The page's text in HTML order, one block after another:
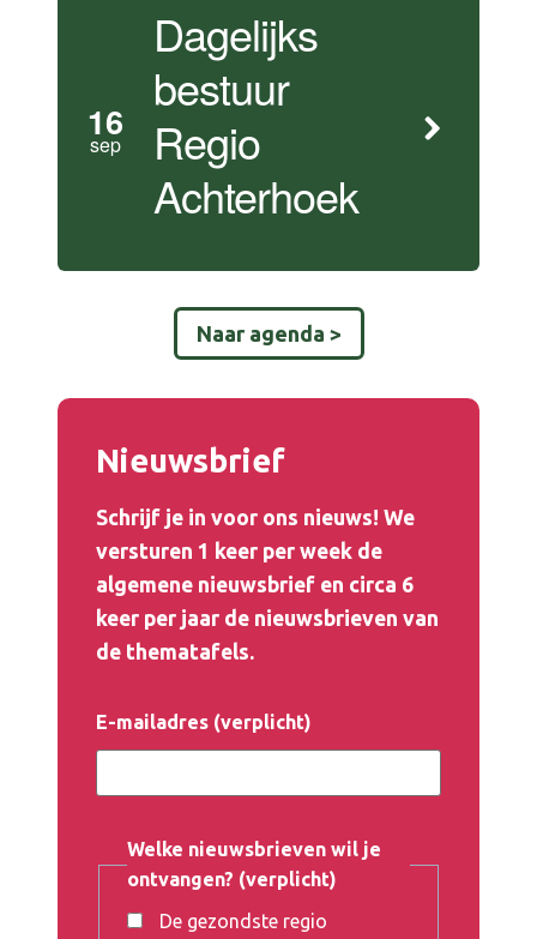
16
sep
Dagelijks
bestuur
Regio
Achterhoek
Naar agenda >
Nieuwsbrief
Schrijf je in voor ons nieuws! We
versturen 1 keer per week de
algemene nieuwsbrief en circa 6
keer per jaar de nieuwsbrieven van
de thematafels.
E-mailadres (verplicht)
Welke nieuwsbrieven wil je
ontvangen? (verplicht)
De gezondste regio